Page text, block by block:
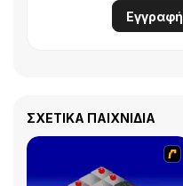
Εγγραφή
ΣΧΕΤΙΚΆ ΠΑΙΧΝΊΔΙΑ